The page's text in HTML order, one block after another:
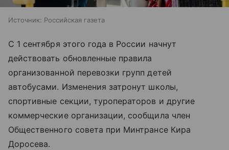
Источник: Российская газета
С 1 сентября этого года в России начнут
действовать обновленные правила
организованной перевозки групп детей
автобусами. Изменения затронут школы,
спортивные секции, туроператоров и другие
коммерческие организации, сообщила член
Общественного совета при Минтрансе Кира
Доросева.